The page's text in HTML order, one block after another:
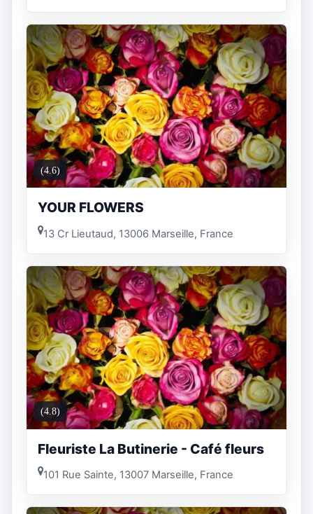
(4.6)
YOUR FLOWERS
13 Cr Lieutaud, 13006 Marseille, France
(4.8)
Fleuriste La Butinerie - Café fleurs
101 Rue Sainte, 13007 Marseille, France